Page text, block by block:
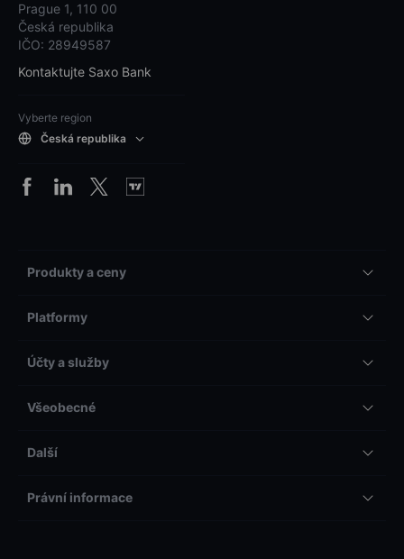
Prague 1, 110 00
Česká republika
IČO: 28949587
Kontaktujte Saxo Bank
Vyberte region
Česká republika
Produkty a ceny
Platformy
Účty a služby
Všeobecné
Další
Právní informace